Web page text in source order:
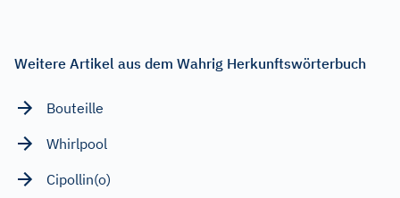
Weitere Artikel aus dem Wahrig Herkunftswörterbuch
Bouteille
Whirlpool
Cipollin(o)